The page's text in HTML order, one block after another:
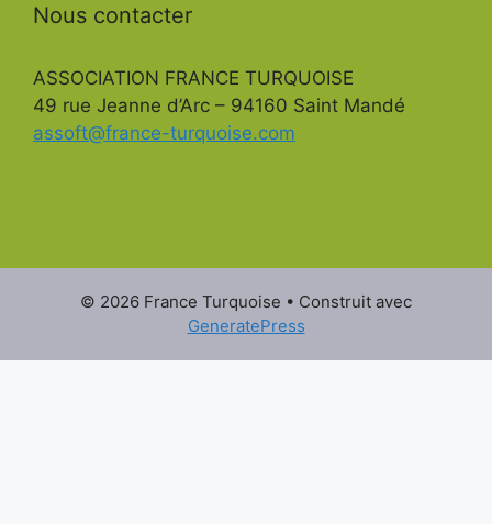
Nous contacter
ASSOCIATION FRANCE TURQUOISE
49 rue Jeanne d’Arc – 94160 Saint Mandé
assoft@france-turquoise.com
© 2026 France Turquoise • Construit avec
GeneratePress